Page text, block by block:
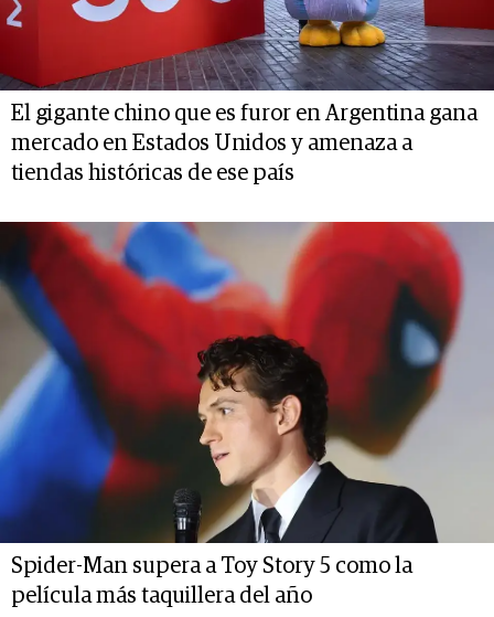
El gigante chino que es furor en Argentina gana
mercado en Estados Unidos y amenaza a
tiendas históricas de ese país
Spider-Man supera a Toy Story 5 como la
película más taquillera del año